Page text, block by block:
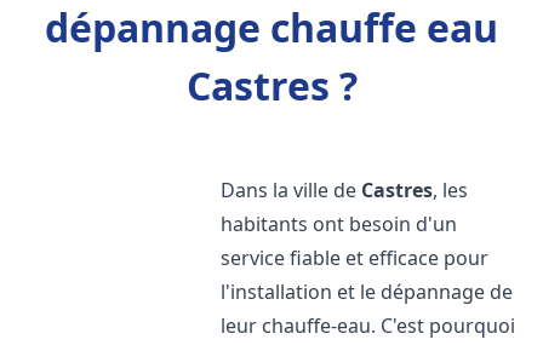
dépannage chauffe eau
Castres ?
Dans la ville de Castres, les
habitants ont besoin d'un
service fiable et efficace pour
l'installation et le dépannage de
leur chauffe-eau. C'est pourquoi